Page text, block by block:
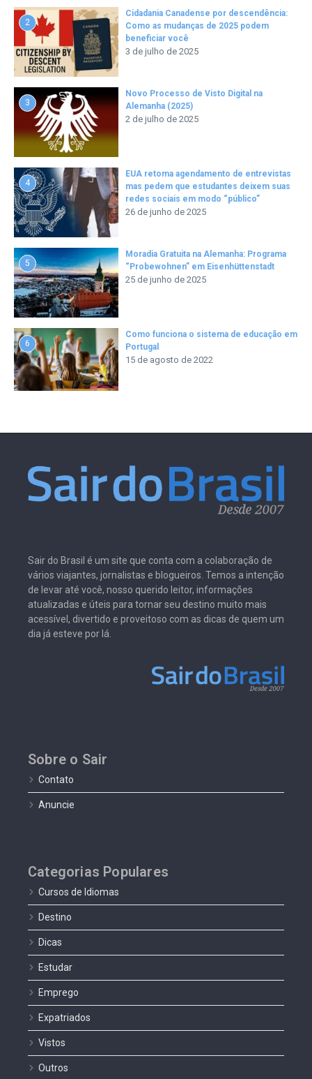
2
Cidadania Canadense por descendência:
Como as mudanças de 2025 podem
beneficiar você
3 de julho de 2025
3
Novo Processo de Visto Digital na
Alemanha (2025)
2 de julho de 2025
4
EUA retoma agendamento de entrevistas
mas pedem que estudantes deixem suas
redes sociais em modo “público”
26 de junho de 2025
5
Moradia Gratuita na Alemanha: Programa
“Probewohnen” em Eisenhüttenstadt
25 de junho de 2025
6
Como funciona o sistema de educação em
Portugal
15 de agosto de 2022
Sair do Brasil é um site que conta com a colaboração de
vários viajantes, jornalistas e blogueiros. Temos a intenção
de levar até você, nosso querido leitor, informações
atualizadas e úteis para tornar seu destino muito mais
acessível, divertido e proveitoso com as dicas de quem um
dia já esteve por lá.
Sobre o Sair
Contato
Anuncie
Categorias Populares
Cursos de Idiomas
Destino
Dicas
Estudar
Emprego
Expatriados
Vistos
Outros